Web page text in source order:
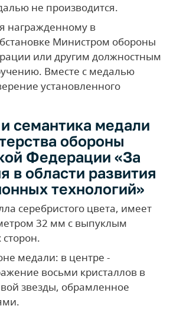
не производится.
награжденному в
Министром обороны
или другим должностным
Вместе с медалью
установленного
семантика медали
обороны
Федерации «За
в области развития
технологий»
серебристого цвета, имеет
32 мм с выпуклым
медали: в центре -
восьми кристаллов в
звезды, обрамленное